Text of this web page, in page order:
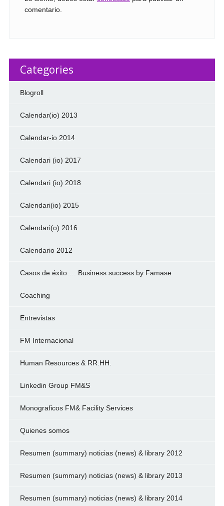
comentario.
Categories
Blogroll
Calendar(io) 2013
Calendar-io 2014
Calendari (io) 2017
Calendari (io) 2018
Calendari(io) 2015
Calendari(o) 2016
Calendario 2012
Casos de éxito…. Business success by Famase
Coaching
Entrevistas
FM Internacional
Human Resources & RR.HH.
Linkedin Group FM&S
Monograficos FM& Facility Services
Quienes somos
Resumen (summary) noticias (news) & library 2012
Resumen (summary) noticias (news) & library 2013
Resumen (summary) noticias (news) & library 2014